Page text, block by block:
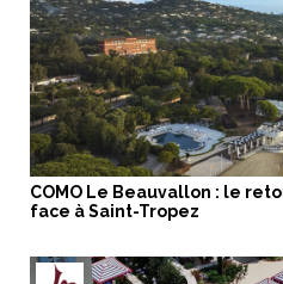
COMO Le Beauvallon : le
face à Saint-Tropez